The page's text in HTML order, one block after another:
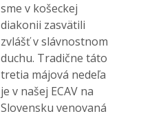
sme v košeckej
diakonii zasvätili
zvlášť v slávnostnom
duchu. Tradične táto
tretia májová nedeľa
je v našej ECAV na
Slovensku venovaná